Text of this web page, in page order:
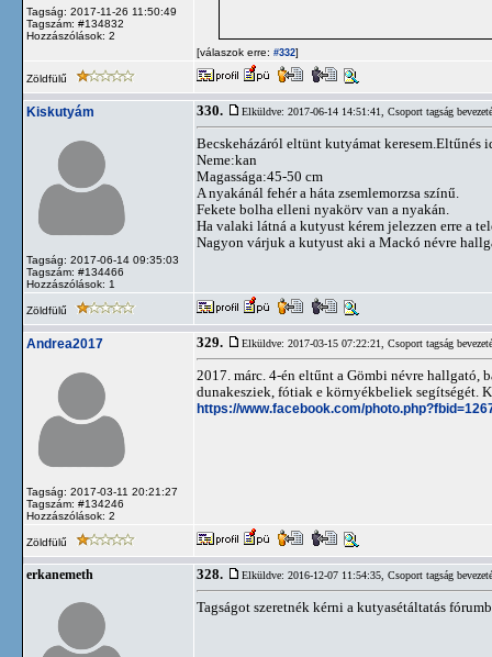
Tagság: 2017-11-26 11:50:49
Tagszám: #134832
Hozzászólások: 2
[válaszok erre: #332]
Zöldfülű
Kiskutyám
Tagság: 2017-06-14 09:35:03
Tagszám: #134466
Hozzászólások: 1
330. Elküldve: 2017-06-14 14:51:41, Csoport tagság
Becskeházáról eltünt kutyámat keresem.Eltűnés
Neme:kan
Magassága:45-50 cm
A nyakánál fehér a háta zsemlemorzsa színű.
Fekete bolha elleni nyakörv van a nyakán.
Ha valaki látná a kutyust kérem jelezzen erre a
Nagyon várjuk a kutyust aki a Mackó névre
Zöldfülű
Andrea2017
Tagság: 2017-03-11 20:21:27
Tagszám: #134246
Hozzászólások: 2
329. Elküldve: 2017-03-15 07:22:21, Csoport tagság
2017. márc. 4-én eltűnt a Gömbi névre hallgató,
dunakesziek, fótiak e környékbeliek segítségét.
https://www.facebook.com/
Zöldfülű
erkanemeth 328. Elküldve: 2016-12-07 11:54:35, Csoport tagság
Tagságot szeretnék kérni a kutyasétáltatás